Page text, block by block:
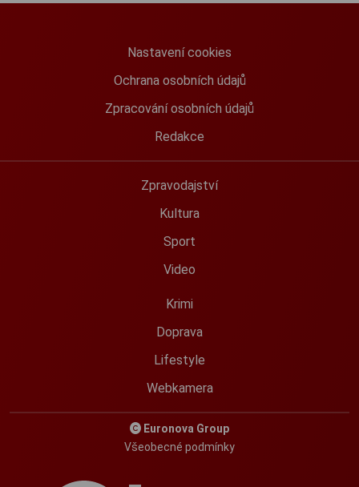
Nastavení cookies
Ochrana osobních údajů
Zpracování osobních údajů
Redakce
Zpravodajství
Kultura
Sport
Video
Krimi
Doprava
Lifestyle
Webkamera
Euronova Group
Všeobecné podmínky